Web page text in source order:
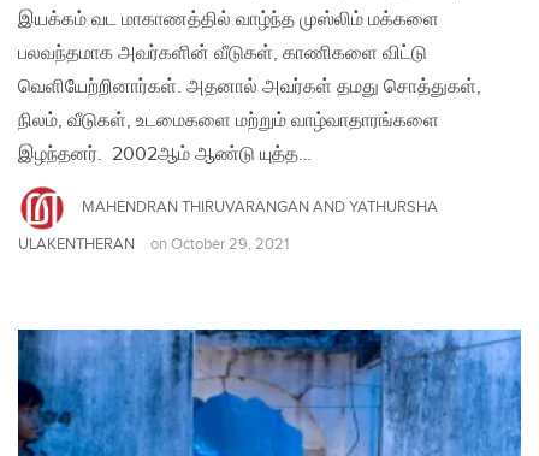
இயக்கம் வட மாகாணத்தில் வாழ்ந்த முஸ்லிம் மக்களை
பலவந்தமாக அவர்களின் வீடுகள், காணிகளை விட்டு
வெளியேற்றினார்கள். அதனால் அவர்கள் தமது சொத்துகள்,
நிலம், வீடுகள், உடமைகளை மற்றும் வாழ்வாதாரங்களை
இழந்தனர். 2002ஆம் ஆண்டு யுத்த…
MAHENDRAN THIRUVARANGAN AND YATHURSHA
ULAKENTHERAN
on October 29, 2021